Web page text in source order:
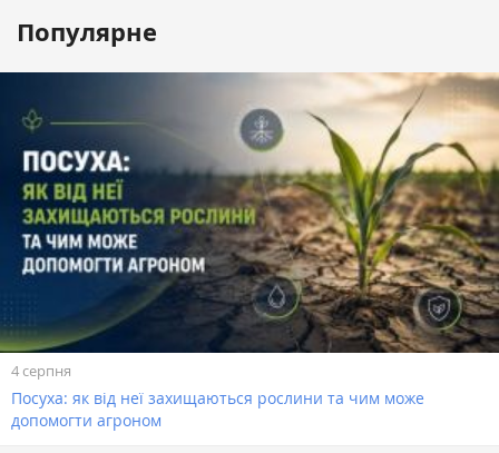
Популярне
4 серпня
Посуха: як від неї захищаються рослини та чим може
допомогти агроном